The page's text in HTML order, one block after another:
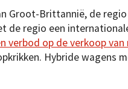
Groot-Brittannië, de
de regio een
verbod op de verkoop van
Hybride wagens